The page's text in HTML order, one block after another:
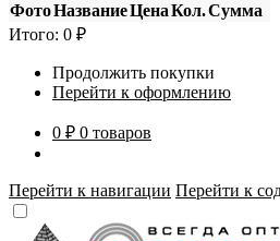
ФотоНазваниеЦенаКол.Сумма
Итого: 0 ₽
Продолжить покупки
Перейти к оформлению
0 ₽ 0 товаров
Перейти к навигации Перейти к